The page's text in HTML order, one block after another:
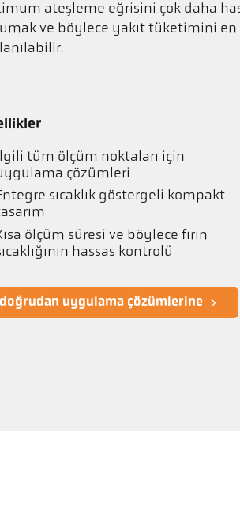
ateşleme eğrisini çok daha
ve böylece yakıt tüketimini
tüm ölçüm noktaları için
çözümleri
sıcaklık göstergeli kompakt
ölçüm süresi ve böylece fırın
hassas kontrolü
doğrudan uygulama çözümlerine